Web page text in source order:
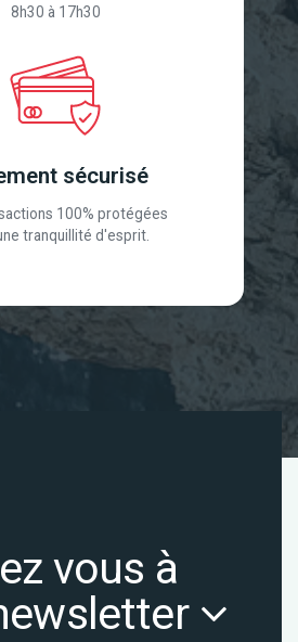
8h30 à 17h30
sécurisé
100% protégées
tranquillité d'esprit.
vous à